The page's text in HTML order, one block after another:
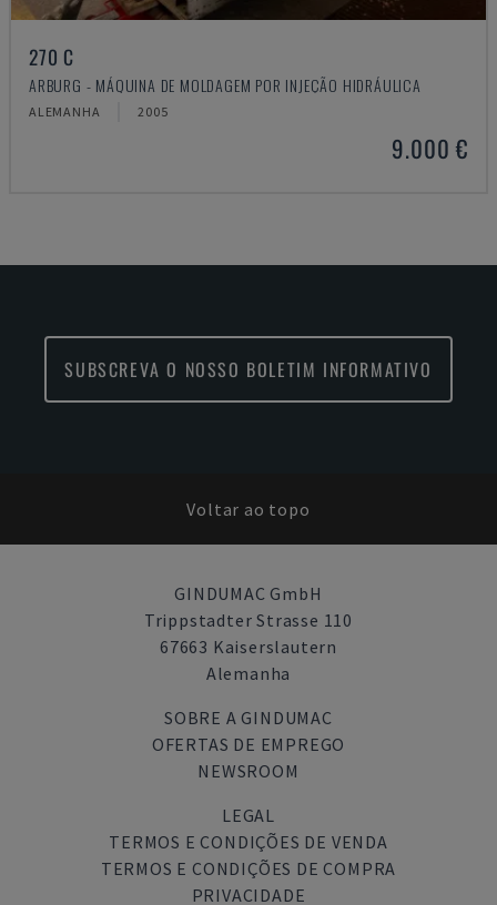
270 C
ARBURG - MÁQUINA DE MOLDAGEM POR INJEÇÃO HIDRÁULICA
ALEMANHA 2005
9.000 €
SUBSCREVA O NOSSO BOLETIM INFORMATIVO
Voltar ao topo
GINDUMAC GmbH
Trippstadter Strasse 110
67663 Kaiserslautern
Alemanha
SOBRE A GINDUMAC
OFERTAS DE EMPREGO
NEWSROOM
LEGAL
TERMOS E CONDIÇÕES DE VENDA
TERMOS E CONDIÇÕES DE COMPRA
PRIVACIDADE